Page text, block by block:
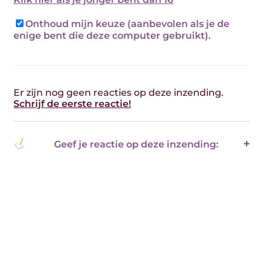
Onthoud mijn keuze (aanbevolen als je de
enige bent die deze computer gebruikt).
Er zijn nog geen reacties op deze inzending.
Schrijf de eerste reactie!
Geef je reactie op deze inzending: